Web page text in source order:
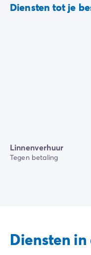
Diensten tot je
Linnenverhuur
Tegen betaling
Diensten